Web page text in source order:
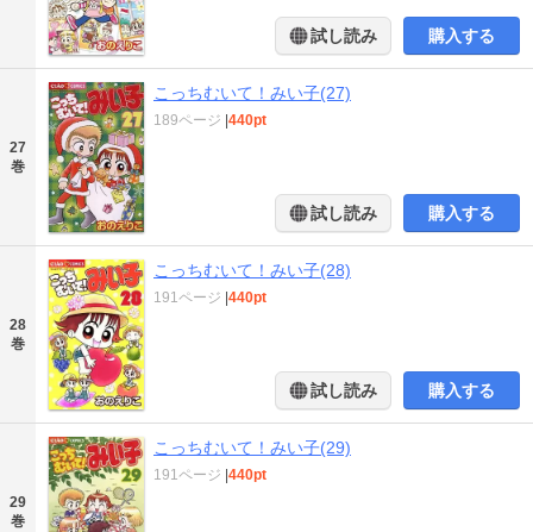
試し読み 購入する
27
巻
こっちむいて！みい子(27)
189ページ 440pt
試し読み 購入する
28
巻
こっちむいて！みい子(28)
191ページ 440pt
試し読み 購入する
29
巻
こっちむいて！みい子(29)
191ページ 440pt